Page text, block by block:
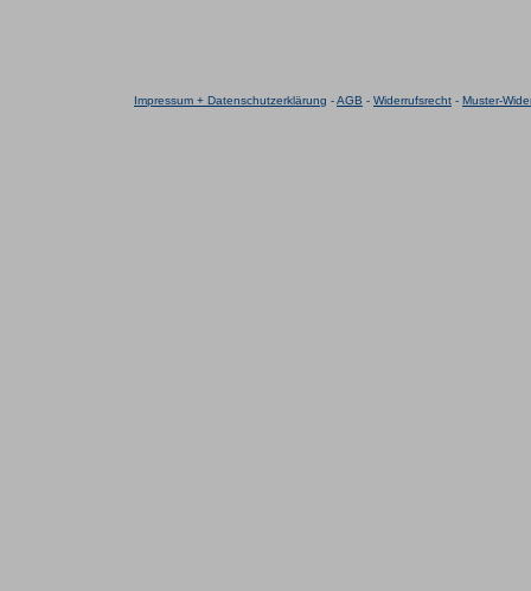
Impressum + Datenschutzerklärung -AGB - Widerrufsrecht - Muster-